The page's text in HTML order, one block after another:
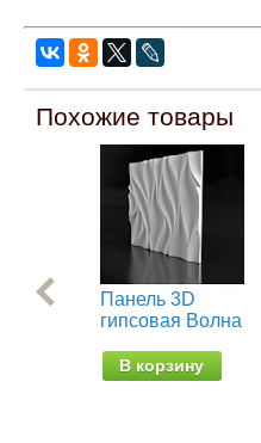
Похожие товары
Панель 3D
гипсовая Волна
В корзину